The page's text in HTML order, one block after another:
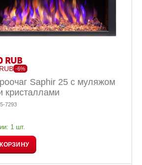
RUB
RUB -6%
Saphir 25 с муляжом
кристаллами
7293
1 шт.